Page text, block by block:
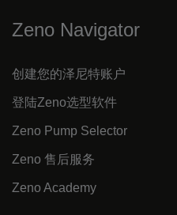
Zeno Navigator
创建您的泽尼特账户
登陆Zeno选型软件
Zeno Pump Selector
Zeno 售后服务
Zeno Academy